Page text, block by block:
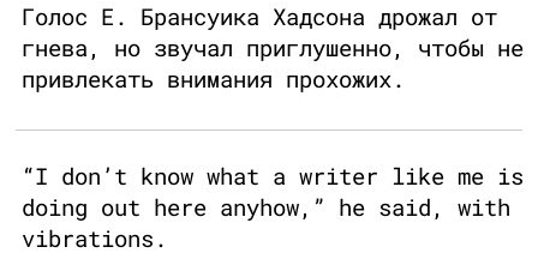
Голос Е. Брансуика Хадсона дрожал от
гнева, но звучал приглушенно, чтобы не
привлекать внимания прохожих.
“I don’t know what a writer like me is
doing out here anyhow,” he said, with
vibrations.